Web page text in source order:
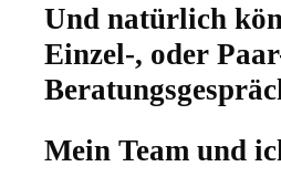
Und natürlich
Einzel-, oder
Mein Team und